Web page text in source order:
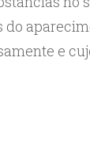
do
e